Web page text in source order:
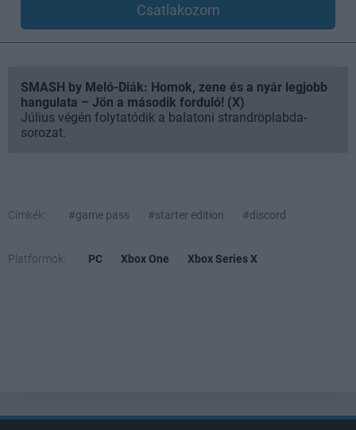
Csatlakozom
SMASH by Meló-Diák: Homok, zene és a nyár legjobb
hangulata – Jön a második forduló! (X)
Július végén folytatódik a balatoni strandröplabda-
sorozat.
Címkék: #game pass #starter edition #discord
Platformok: PC Xbox One Xbox Series X